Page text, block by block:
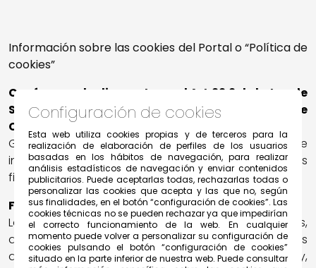
Información sobre las cookies del Portal o “Política de
cookies”
Conforme a lo dispuesto en el Art 22.2 de la Ley de
Servicios de la Sociedad de la Información y de
Comercio Electrónico
GRUPO SOLIVESA viene a cumplir sus obligaciones de
información sobre las cookies que utiliza y sus
finalidades.
Función de las cookies
Las cookies permiten al sitio web, entre otras cosas,
almacenar y recuperar información sobre los hábitos
de navegación de un usuario o de su equipo y,
Configuración de cookies
Esta web utiliza cookies propias y de terceros para la
realización de elaboración de perfiles de los usuarios
basadas en los hábitos de navegación, para realizar
análisis estadísticos de navegación y enviar contenidos
publicitarios. Puede aceptarlas todas, rechazarlas todas o
personalizar las cookies que acepta y las que no, según
sus finalidades, en el botón “configuración de cookies”. Las
cookies técnicas no se pueden rechazar ya que impedirían
el correcto funcionamiento de la web. En cualquier
momento puede volver a personalizar su configuración de
cookies pulsando el botón “configuración de cookies”
situado en la parte inferior de nuestra web. Puede consultar